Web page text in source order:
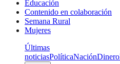
Educación
Contenido en colaboración
Semana Rural
Mujeres
Últimas
noticiasPolíticaNaciónDinero